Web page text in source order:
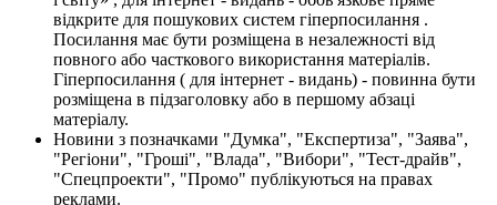
відкрите для пошукових систем гіперпосилання .
Посилання має бути розміщена в незалежності від
повного або часткового використання матеріалів.
Гіперпосилання ( для інтернет - видань) - повинна бути
розміщена в підзаголовку або в першому абзаці
матеріалу.
Новини з позначками "Думка", "Експертиза", "Заява",
"Регіони", "Гроші", "Влада", "Вибори", "Тест-драйв",
"Спецпроекти", "Промо" публікуються на правах
реклами.